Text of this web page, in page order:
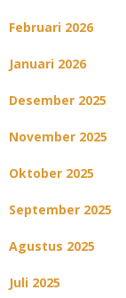
Februari 2026
Januari 2026
Desember 2025
November 2025
Oktober 2025
September 2025
Agustus 2025
Juli 2025